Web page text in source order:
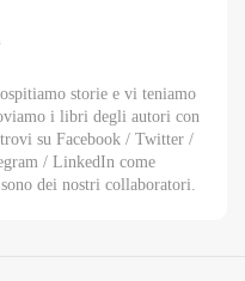
storie e vi teniamo
i libri degli autori con
su Facebook / Twitter /
/ LinkedIn come
dei nostri collaboratori.